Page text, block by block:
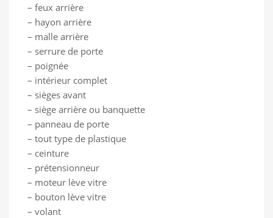
– feux arrière
– hayon arrière
– malle arrière
– serrure de porte
– poignée
– intérieur complet
– sièges avant
– siège arrière ou banquette
– panneau de porte
– tout type de plastique
– ceinture
– prétensionneur
– moteur lève vitre
– bouton lève vitre
– volant